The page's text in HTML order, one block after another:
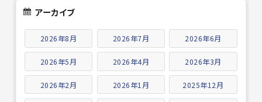
アーカイブ
2026年8月 2026年7月 2026年6月
2026年5月 2026年4月 2026年3月
2026年2月 2026年1月 2025年12月